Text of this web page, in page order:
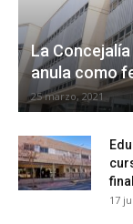
La
anula como
25 marzo, 2021
17